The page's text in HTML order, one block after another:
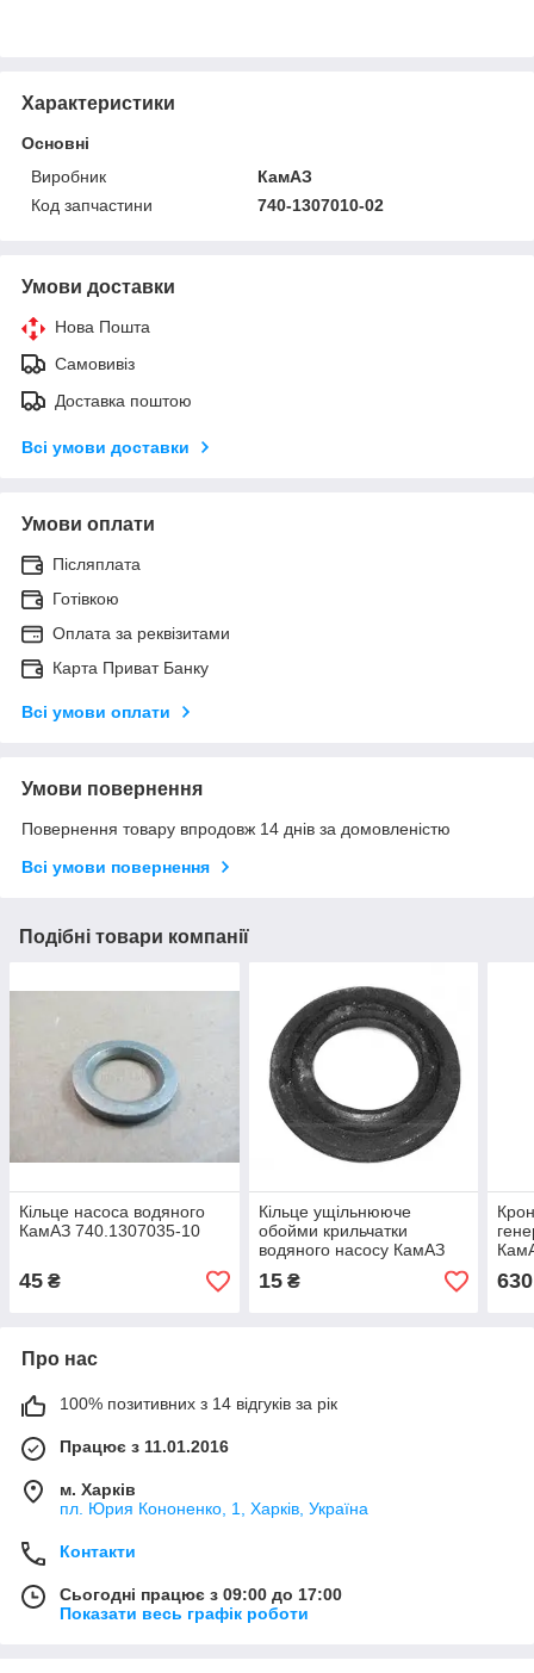
Характеристики
Основні
Виробник
КамАЗ
Код запчастини
740-1307010-02
Умови доставки
Нова Пошта
Самовивіз
Доставка поштою
Всі умови доставки
Умови оплати
Післяплата
Готівкою
Оплата за реквізитами
Карта Приват Банку
Всі умови оплати
Умови повернення
Повернення товару впродовж 14 днів за домовленістю
Всі умови повернення
Подібні товари компанії
Кільце насоса водяного
КамАЗ 740.1307035-10
45 ₴
Кільце ущільнююче
обойми крильчатки
водяного насосу КамАЗ
740.1307038-10
15₴ 630
Про нас
100% позитивних з 14 відгуків за рік
Працює з 11.01.2016
м. Харків
пл. Юрия Кононенко, 1, Харків, Україна
Контакти
Сьогодні працює з 09:00 до 17:00
Показати весь графік роботи